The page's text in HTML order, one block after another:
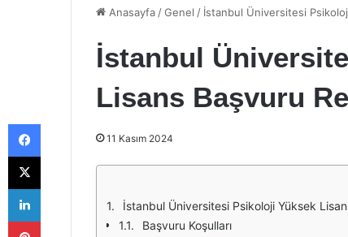
Anasayfa /Genel / İstanbul Üniversitesi
İstanbul
Lisans Başvuru
11 Kasım 2024
İstanbul Üniversitesi Psikoloji Yüksek
Başvuru Koşulları
Facebook
X
LinkedIn
Pinterest